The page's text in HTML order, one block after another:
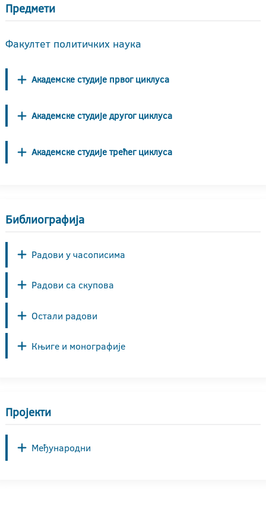
Предмети
Факултет политичких наука
Академске студије првог циклуса
Академске студије другог циклуса
Академске студије трећег циклуса
Библиографија
Радови у часописима
Радови са скупова
Остали радови
Књиге и монографије
Пројекти
Међународни